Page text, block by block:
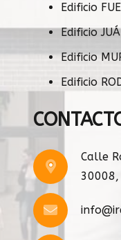
Edificio
Edificio
Edificio
Edificio
Calle
30008,